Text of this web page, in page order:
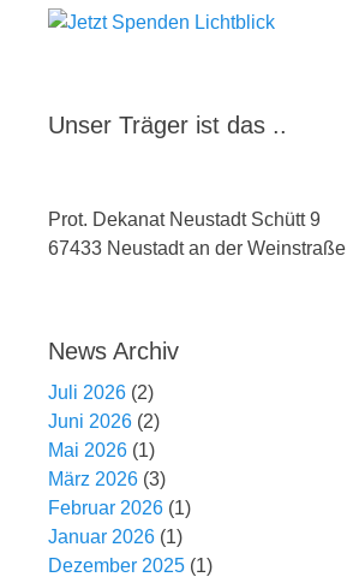
Unser Träger ist das ..
Prot. Dekanat Neustadt Schütt 9
67433 Neustadt an der Weinstraße
News Archiv
Juli 2026 (2)
Juni 2026 (2)
Mai 2026 (1)
März 2026 (3)
Februar 2026 (1)
Januar 2026 (1)
Dezember 2025 (1)